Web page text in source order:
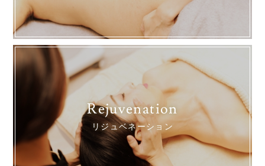
Rejuvenation
リジュベネーション